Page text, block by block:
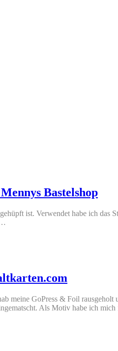
Bastelshop
ist. Verwendet habe ich
meine GoPress & Foil
Als Motiv habe ich